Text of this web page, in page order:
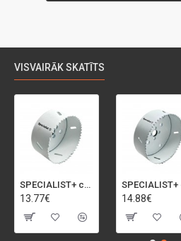
VISVAIRĀK SKATĪTS
SPECIALIST+ caurumu zāģis BI-METAL, 92 mm
13.77€ 14.88€